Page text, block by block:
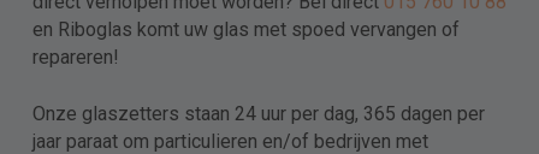
Levering
Ophalen
Bezorgen
en Riboglas komt uw glas met spoed vervangen of
repareren!
Onze glaszetters staan 24 uur per dag, 365 dagen per
jaar paraat om particulieren en/of bedrijven met